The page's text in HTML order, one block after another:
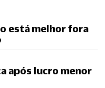
está melhor fora
após lucro menor